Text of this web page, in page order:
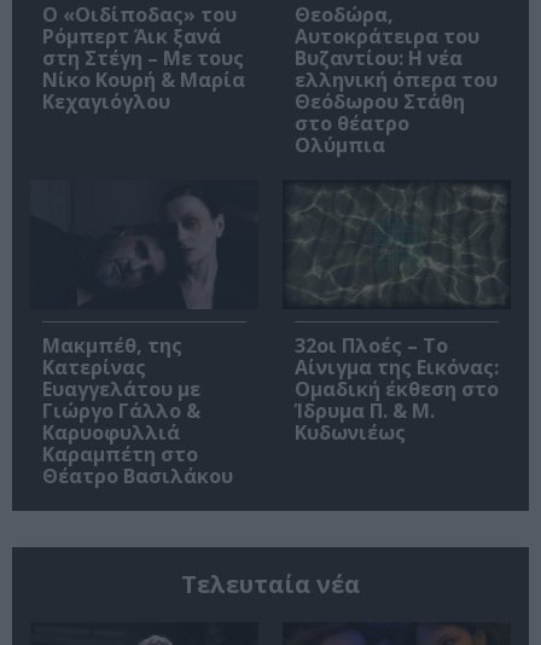
O «Οιδίποδας» του
Ρόμπερτ Άικ ξανά
στη Στέγη – Με τους
Νίκο Κουρή & Μαρία
Κεχαγιόγλου
Θεοδώρα,
Αυτοκράτειρα του
Βυζαντίου: Η νέα
ελληνική όπερα του
Θεόδωρου Στάθη
στο θέατρο
Ολύμπια
Μακμπέθ, της
Κατερίνας
Ευαγγελάτου με
Γιώργο Γάλλο &
Καρυοφυλλιά
Καραμπέτη στο
Θέατρο Βασιλάκου
32οι Πλοές – Το
Αίνιγμα της Εικόνας:
Ομαδική έκθεση στο
Ίδρυμα Π. & Μ.
Κυδωνιέως
Τελευταία νέα